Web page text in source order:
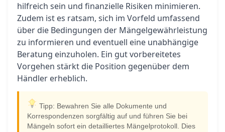
hilfreich sein und finanzielle Risiken minimieren.
Zudem ist es ratsam, sich im Vorfeld umfassend
über die Bedingungen der Mängelgewährleistung
zu informieren und eventuell eine unabhängige
Beratung einzuholen. Ein gut vorbereitetes
Vorgehen stärkt die Position gegenüber dem
Händler erheblich.
Tipp: Bewahren Sie alle Dokumente und
Korrespondenzen sorgfältig auf und führen Sie bei
Mängeln sofort ein detailliertes Mängelprotokoll. Dies